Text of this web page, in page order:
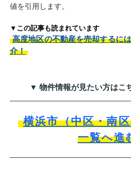
値を引用します。
▼この記事も読まれています
高度地区の不動産を売却するに
介！
▼ 物件情報が見たい方はこ
横浜市（中区・南
一覧へ進